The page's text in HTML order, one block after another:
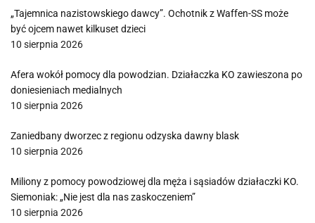
„Tajemnica nazistowskiego dawcy”. Ochotnik z Waffen-SS może
być ojcem nawet kilkuset dzieci
10 sierpnia 2026
Afera wokół pomocy dla powodzian. Działaczka KO zawieszona po
doniesieniach medialnych
10 sierpnia 2026
Zaniedbany dworzec z regionu odzyska dawny blask
10 sierpnia 2026
Miliony z pomocy powodziowej dla męża i sąsiadów działaczki KO.
Siemoniak: „Nie jest dla nas zaskoczeniem”
10 sierpnia 2026